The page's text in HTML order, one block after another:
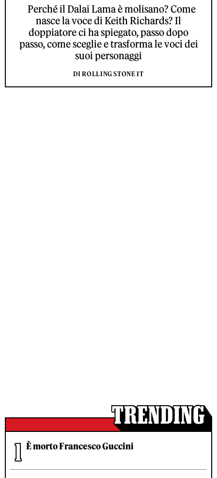
Perché il Dalai Lama è molisano? Come
nasce la voce di Keith Richards? Il
doppiatore ci ha spiegato, passo dopo
passo, come sceglie e trasforma le voci dei
suoi personaggi
DI ROLLING STONE IT
È morto Francesco Guccini